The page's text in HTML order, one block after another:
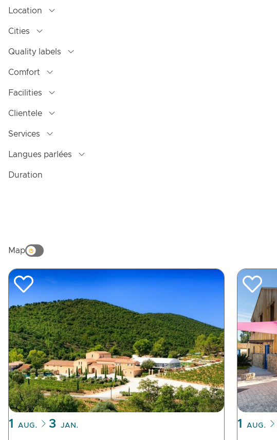
Location
Cities
Quality labels
Comfort
Facilities
Clientele
Services
Langues parlées
Duration
Map
1 AUG. 3 JAN. 1 AUG.